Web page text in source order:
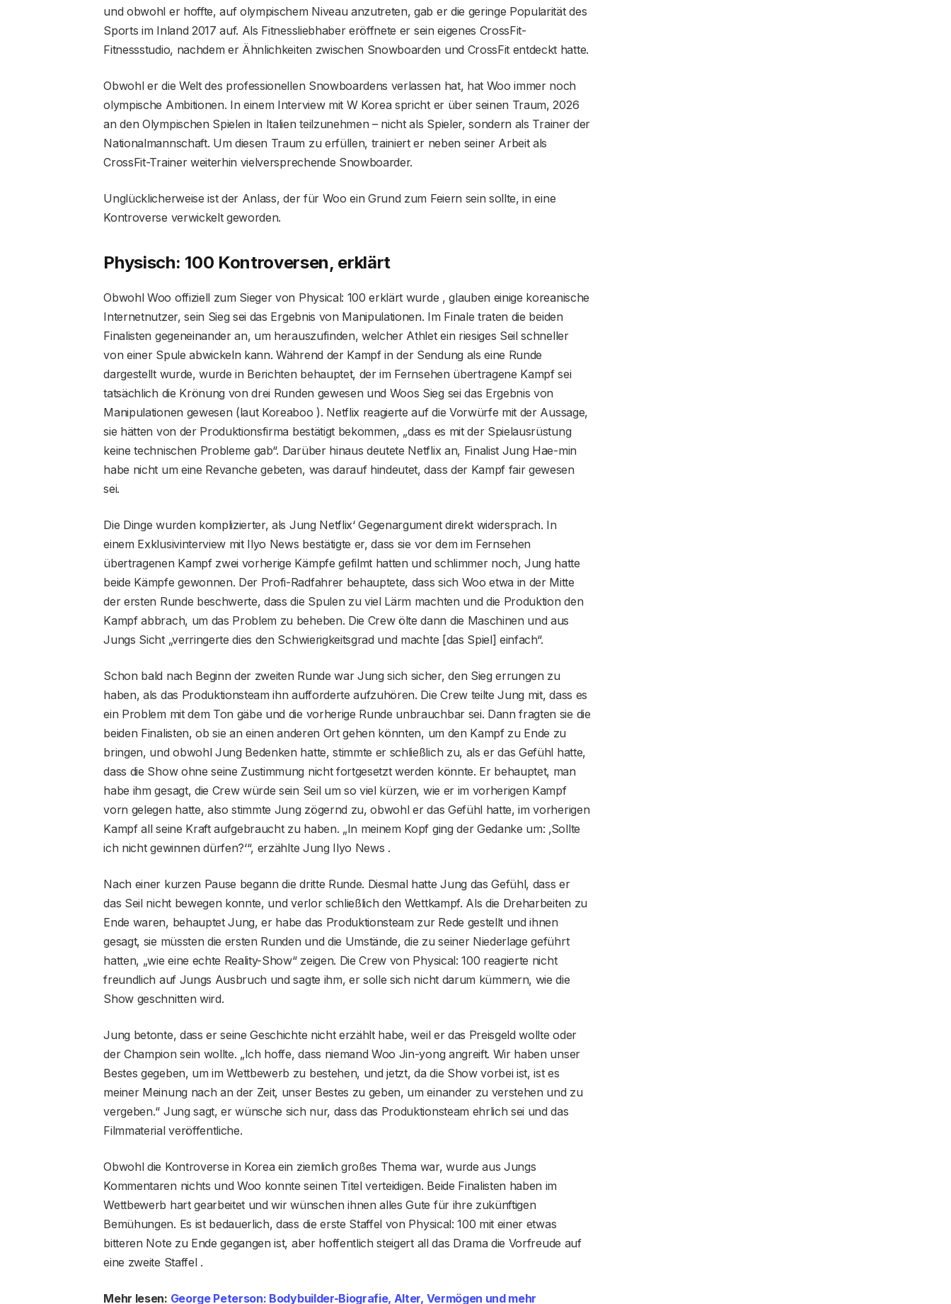
und obwohl er hoffte, auf olympischem Niveau anzutreten, gab er die geringe Popularität des
Sports im Inland 2017 auf. Als Fitnessliebhaber eröffnete er sein eigenes CrossFit-
Fitnessstudio, nachdem er Ähnlichkeiten zwischen Snowboarden und CrossFit entdeckt hatte.
Obwohl er die Welt des professionellen Snowboardens verlassen hat, hat Woo immer noch
olympische Ambitionen. In einem Interview mit W Korea spricht er über seinen Traum, 2026
an den Olympischen Spielen in Italien teilzunehmen – nicht als Spieler, sondern als Trainer der
Nationalmannschaft. Um diesen Traum zu erfüllen, trainiert er neben seiner Arbeit als
CrossFit-Trainer weiterhin vielversprechende Snowboarder.
Unglücklicherweise ist der Anlass, der für Woo ein Grund zum Feiern sein sollte, in eine
Kontroverse verwickelt geworden.
Physisch: 100 Kontroversen, erklärt
Obwohl Woo offiziell zum Sieger von Physical: 100 erklärt wurde , glauben einige koreanische
Internetnutzer, sein Sieg sei das Ergebnis von Manipulationen. Im Finale traten die beiden
Finalisten gegeneinander an, um herauszufinden, welcher Athlet ein riesiges Seil schneller
von einer Spule abwickeln kann. Während der Kampf in der Sendung als eine Runde
dargestellt wurde, wurde in Berichten behauptet, der im Fernsehen übertragene Kampf sei
tatsächlich die Krönung von drei Runden gewesen und Woos Sieg sei das Ergebnis von
Manipulationen gewesen (laut Koreaboo ). Netflix reagierte auf die Vorwürfe mit der Aussage,
sie hätten von der Produktionsfirma bestätigt bekommen, „dass es mit der Spielausrüstung
keine technischen Probleme gab“. Darüber hinaus deutete Netflix an, Finalist Jung Hae-min
habe nicht um eine Revanche gebeten, was darauf hindeutet, dass der Kampf fair gewesen
sei.
Die Dinge wurden komplizierter, als Jung Netflix‘ Gegenargument direkt widersprach. In
einem Exklusivinterview mit Ilyo News bestätigte er, dass sie vor dem im Fernsehen
übertragenen Kampf zwei vorherige Kämpfe gefilmt hatten und schlimmer noch, Jung hatte
beide Kämpfe gewonnen. Der Profi-Radfahrer behauptete, dass sich Woo etwa in der Mitte
der ersten Runde beschwerte, dass die Spulen zu viel Lärm machten und die Produktion den
Kampf abbrach, um das Problem zu beheben. Die Crew ölte dann die Maschinen und aus
Jungs Sicht „verringerte dies den Schwierigkeitsgrad und machte [das Spiel] einfach“.
Schon bald nach Beginn der zweiten Runde war Jung sich sicher, den Sieg errungen zu
haben, als das Produktionsteam ihn aufforderte aufzuhören. Die Crew teilte Jung mit, dass es
ein Problem mit dem Ton gäbe und die vorherige Runde unbrauchbar sei. Dann fragten sie die
beiden Finalisten, ob sie an einen anderen Ort gehen könnten, um den Kampf zu Ende zu
bringen, und obwohl Jung Bedenken hatte, stimmte er schließlich zu, als er das Gefühl hatte,
dass die Show ohne seine Zustimmung nicht fortgesetzt werden könnte. Er behauptet, man
habe ihm gesagt, die Crew würde sein Seil um so viel kürzen, wie er im vorherigen Kampf
vorn gelegen hatte, also stimmte Jung zögernd zu, obwohl er das Gefühl hatte, im vorherigen
Kampf all seine Kraft aufgebraucht zu haben. „In meinem Kopf ging der Gedanke um: ‚Sollte
ich nicht gewinnen dürfen?‘“, erzählte Jung Ilyo News .
Nach einer kurzen Pause begann die dritte Runde. Diesmal hatte Jung das Gefühl, dass er
das Seil nicht bewegen konnte, und verlor schließlich den Wettkampf. Als die Dreharbeiten zu
Ende waren, behauptet Jung, er habe das Produktionsteam zur Rede gestellt und ihnen
gesagt, sie müssten die ersten Runden und die Umstände, die zu seiner Niederlage geführt
hatten, „wie eine echte Reality-Show“ zeigen. Die Crew von Physical: 100 reagierte nicht
freundlich auf Jungs Ausbruch und sagte ihm, er solle sich nicht darum kümmern, wie die
Show geschnitten wird.
Jung betonte, dass er seine Geschichte nicht erzählt habe, weil er das Preisgeld wollte oder
der Champion sein wollte. „Ich hoffe, dass niemand Woo Jin-yong angreift. Wir haben unser
Bestes gegeben, um im Wettbewerb zu bestehen, und jetzt, da die Show vorbei ist, ist es
meiner Meinung nach an der Zeit, unser Bestes zu geben, um einander zu verstehen und zu
vergeben.“ Jung sagt, er wünsche sich nur, dass das Produktionsteam ehrlich sei und das
Filmmaterial veröffentliche.
Obwohl die Kontroverse in Korea ein ziemlich großes Thema war, wurde aus Jungs
Kommentaren nichts und Woo konnte seinen Titel verteidigen. Beide Finalisten haben im
Wettbewerb hart gearbeitet und wir wünschen ihnen alles Gute für ihre zukünftigen
Bemühungen. Es ist bedauerlich, dass die erste Staffel von Physical: 100 mit einer etwas
bitteren Note zu Ende gegangen ist, aber hoffentlich steigert all das Drama die Vorfreude auf
eine zweite Staffel .
Mehr lesen: George Peterson: Bodybuilder-Biografie, Alter, Vermögen und mehr